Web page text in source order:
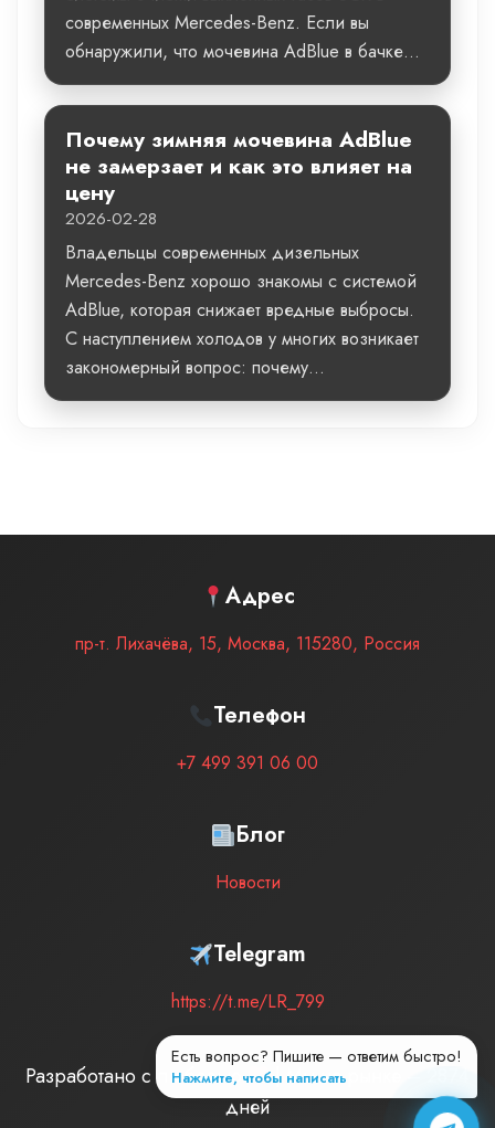
современных Mercedes-Benz. Если вы
обнаружили, что мочевина AdBlue в бачке...
Почему зимняя мочевина AdBlue
не замерзает и как это влияет на
цену
2026-02-28
Владельцы современных дизельных
Mercedes-Benz хорошо знакомы с системой
AdBlue, которая снижает вредные выбросы.
С наступлением холодов у многих возникает
закономерный вопрос: почему...
Адрес
пр-т. Лихачёва, 15, Москва, 115280, Россия
Телефон
+7 499 391 06 00
Блог
Новости
Telegram
https://t.me/LR_799
Разработано с любовью | Мы на рынке –
дней